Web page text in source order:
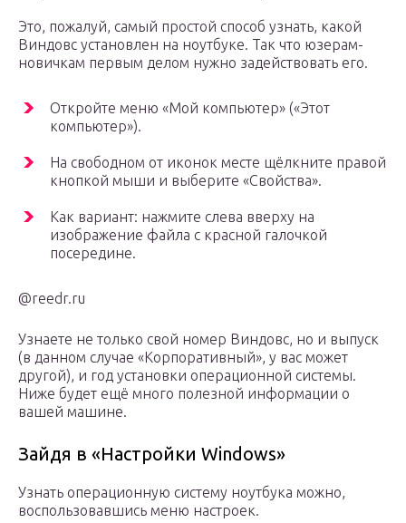
Это, пожалуй, самый простой способ узнать, какой
Виндовс установлен на ноутбуке. Так что юзерам-
новичкам первым делом нужно задействовать его.
Откройте меню «Мой компьютер» («Этот
компьютер»).
На свободном от иконок месте щёлкните правой
кнопкой мыши и выберите «Свойства».
Как вариант: нажмите слева вверху на
изображение файла с красной галочкой
посередине.
@reedr.ru
Узнаете не только свой номер Виндовс, но и выпуск
(в данном случае «Корпоративный», у вас может
другой), и год установки операционной системы.
Ниже будет ещё много полезной информации о
вашей машине.
Зайдя в «Настройки Windows»
Узнать операционную систему ноутбука можно,
воспользовавшись меню настроек.